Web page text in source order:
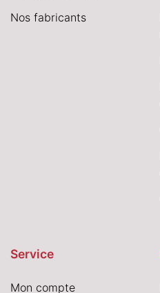
Nos fabricants
Service
Mon compte